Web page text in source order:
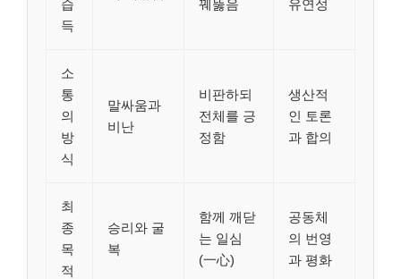
습
득
꿰뚫음
유연성
소
통
의
방
식
말싸움과
비난
비판하되
전체를 긍
정함
생산적
인 토론
과 합의
최
종
목
적
승리와 굴
복
함께 깨닫
는 일심
(一心)
공동체
의 번영
과 평화